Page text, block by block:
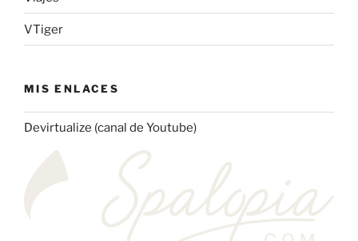
VTiger
MIS ENLACES
Devirtualize (canal de Youtube)